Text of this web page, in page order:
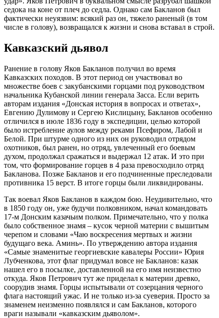
седока на коне от плеч до седла. Однако сам Бакланов был
фактически неуязвим: всякий раз он, тяжело раненый (в том
числе в голову), возвращался к жизни и снова вставал в строй.
Кавказский дьявол
Ранение в голову Яков Бакланов получил во время
Кавказских походов. В этот период он участвовал во
множестве боев с закубанскими горцами под руководством
начальника Кубанской линии генерала Засса. Если верить
авторам издания «Донская история в вопросах и ответах»,
Евгению Дулимову и Сергею Кислицыну, Бакланов особенно
отличился в июле 1836 году в экспедиции, целью которой
было истребление аулов между реками Псефиром, Лабой и
Белой. При штурме одного из них он руководил отрядом
охотников, был ранен, но отряд, увлеченный его боевым
духом, продолжал сражаться и выдержал 12 атак. И это при
том, что формирование горцев в 4 раза превосходило отряд
Бакланова. Позже Бакланов и его подчиненные преследовали
противника 15 верст. В итоге горцы были ликвидированы.
Так воевал Яков Бакланов в каждом бою. Неудивительно, что
в 1850 году он, уже будучи полковником, начал командовать
17-м Донским казачьим полком. Примечательно, что у полка
было собственное знамя – кусок черной материи с вышитым
черепом и словами «Чаю воскресения мертвых и жизни
будущаго века. Аминь». По утверждению автора издания
«Самые знаменитые георгиевские кавалеры России» Юрия
Лубченкова, этот флаг придумал вовсе не Бакланов: казак
нашел его в посылке, доставленной на его имя неизвестно
откуда. Яков Петрович тут же приделал к материи древко,
соорудив знамя. Горцы испытывали от созерцания черного
флага настоящий ужас. И не только из-за суеверия. Просто за
знаменем неизменно появлялся и сам Бакланов, которого
враги называли «кавказским дьяволом».